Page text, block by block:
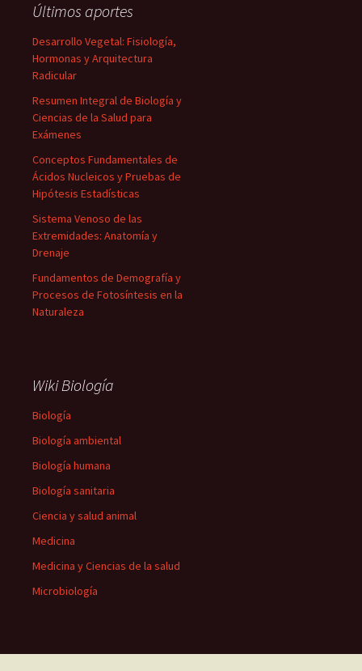
Últimos aportes
Desarrollo Vegetal: Fisiología,
Hormonas y Arquitectura
Radicular
Resumen Integral de Biología y
Ciencias de la Salud para
Exámenes
Conceptos Fundamentales de
Ácidos Nucleicos y Pruebas de
Hipótesis Estadísticas
Sistema Venoso de las
Extremidades: Anatomía y
Drenaje
Fundamentos de Demografía y
Procesos de Fotosíntesis en la
Naturaleza
Wiki Biología
Biología
Biología ambiental
Biología humana
Biología sanitaria
Ciencia y salud animal
Medicina
Medicina y Ciencias de la salud
Microbiología